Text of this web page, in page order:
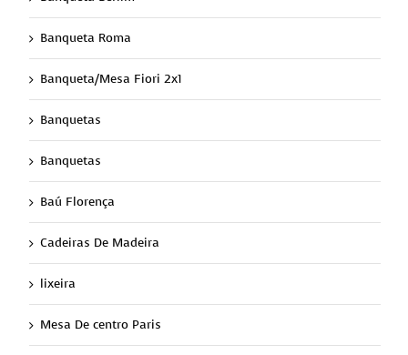
Banqueta Roma
Banqueta/Mesa Fiori 2x1
Banquetas
Banquetas
Baú Florença
Cadeiras De Madeira
lixeira
Mesa De centro Paris